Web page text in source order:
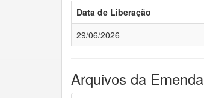
Data de Liberação
29/06/2026
Arquivos da Emenda